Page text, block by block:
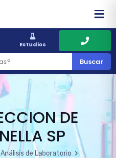
Estudios
Buscar
DE
SP
Análisis de Laboratorio